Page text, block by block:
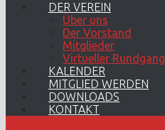
DER VEREIN
Über uns
Der Vorstand
Mitglieder
Virtueller Rundgang
KALENDER
MITGLIED WERDEN
DOWNLOADS
KONTAKT